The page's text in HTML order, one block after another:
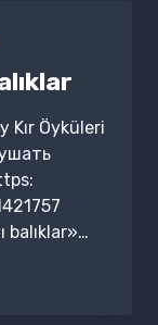
Kır Öyküleri
balıklar»…